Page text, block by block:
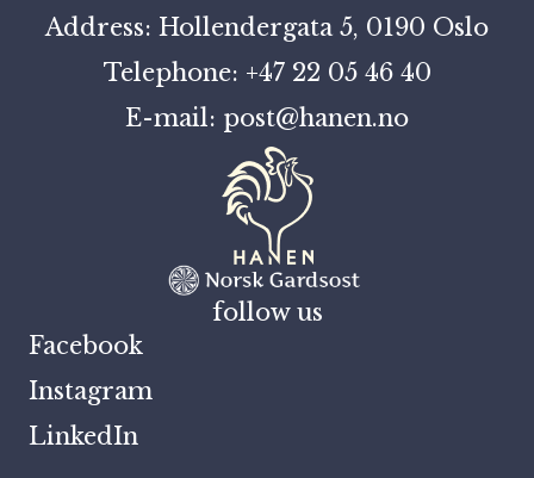
Address: Hollendergata 5, 0190 Oslo
Telephone: +47 22 05 46 40
E-mail: post@hanen.no
follow us
Facebook
Instagram
LinkedIn